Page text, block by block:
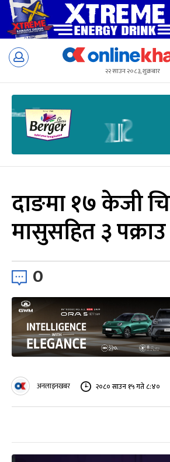
Skip
२२ साउन २०८३, शुक्रबार
दाङमा १७ केजी
मासुसहित ३ पक्राउ
0
अनलाइनखबर २०८० साउन १५ गते ८:४०